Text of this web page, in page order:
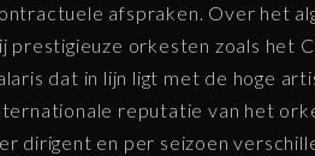
afspraken. Over het
prestigieuze orkesten zoals het
dat in lijn ligt met de hoge
reputatie van het
dirigent en per seizoen